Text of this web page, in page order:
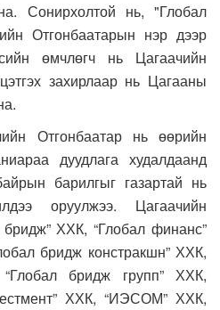
Сонирхолтой нь, "Глобал
Отгонбаатарын нэр дээр
өмчлөгч нь Цагаачийн
захирлаар нь Цагааны
Отгонбаатар нь өөрийн
дуудлага худалдаанд
барилгыг газартай нь
оруулжээ. Цагаачийн
ХХК, “Глобал финанс”
бридж констракшн” ХХК,
бридж групп” ХХК,
ХХК, “ИЭСОМ” ХХК,